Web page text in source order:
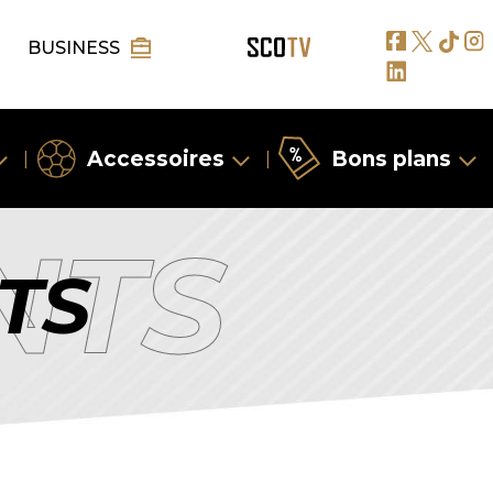
BUSINESS
Accessoires Bons plans